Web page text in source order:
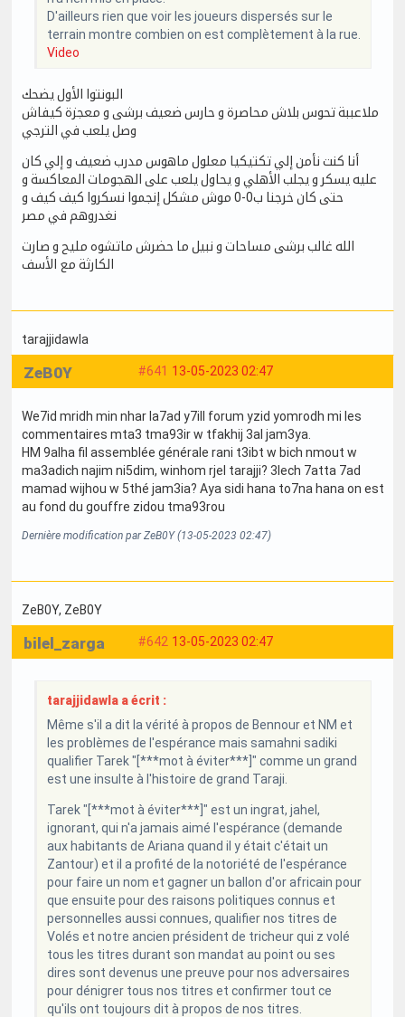
D'ailleurs rien que voir les joueurs dispersés sur le
terrain montre combien on est complètement à la rue.
Video
البونتوا الأول يضحك
ملاعببة تحوس بلاش محاصرة و حارس ضعيف برشى و معجزة كيفاش
وصل يلعب في الترجي
أنا كنت نأمن إلي تكتيكيا معلول ماهوس مدرب ضعيف و إلي كان
عليه يسكر و يجلب الأهلي و يحاول يلعب على الهجومات المعاكسة و
حتى كان خرجنا ب0-0 موش مشكل إنجموا نسكروا كيف كيف و
نغدروهم في مصر
الله غالب برشى مساحات و نبيل ما حضرش ماتشوه مليح و صارت
الكارثة مع الأسف
tarajjidawla
#641 13-05-2023 02:47
ZeB0Y
We7id mridh min nhar la7ad y7ill forum yzid yomrodh mi les
commentaires mta3 tma93ir w tfakhij 3al jam3ya.
HM 9alha fil assemblée générale rani t3ibt w bich nmout w
ma3adich najim ni5dim, winhom rjel tarajji? 3lech 7atta 7ad
mamad wijhou w 5thé jam3ia? Aya sidi hana to7na hana on est
au fond du gouffre zidou tma93rou
Dernière modification par ZeB0Y (13-05-2023 02:47)
ZeB0Y, ZeB0Y
#642 13-05-2023 02:47
bilel_zarga
tarajjidawla a écrit :
Même s'il a dit la vérité à propos de Bennour et NM et
les problèmes de l'espérance mais samahni sadiki
qualifier Tarek "[***mot à éviter***]" comme un grand
est une insulte à l'histoire de grand Taraji.
Tarek "[***mot à éviter***]" est un ingrat, jahel,
ignorant, qui n'a jamais aimé l'espérance (demande
aux habitants de Ariana quand il y était c'était un
Zantour) et il a profité de la notoriété de l'espérance
pour faire un nom et gagner un ballon d'or africain pour
que ensuite pour des raisons politiques connus et
personnelles aussi connues, qualifier nos titres de
Volés et notre ancien président de tricheur qui z volé
tous les titres durant son mandat au point ou ses
dires sont devenus une preuve pour nos adversaires
pour dénigrer tous nos titres et confirmer tout ce
qu'ils ont toujours dit à propos de nos titres.